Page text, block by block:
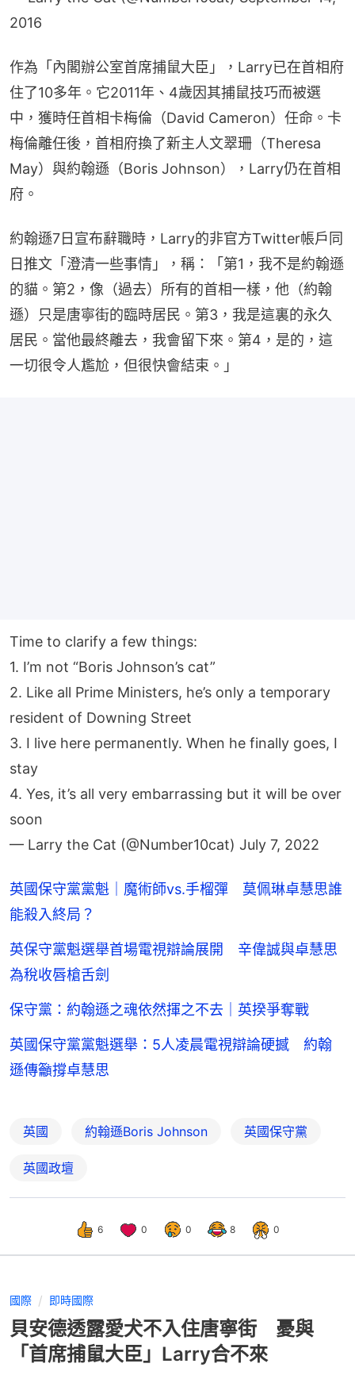
2016
作為「內閣辦公室首席捕鼠大臣」，Larry已在首相府
住了10多年。它2011年、4歲因其捕鼠技巧而被選
中，獲時任首相卡梅倫（David Cameron）任命。卡
梅倫離任後，首相府換了新主人文翠珊（Theresa
May）與約翰遜（Boris Johnson），Larry仍在首相
府。
約翰遜7日宣布辭職時，Larry的非官方Twitter帳戶同
日推文「澄清一些事情」，稱：「第1，我不是約翰遜
的貓。第2，像（過去）所有的首相一樣，他（約翰
遜）只是唐寧街的臨時居民。第3，我是這裏的永久
居民。當他最終離去，我會留下來。第4，是的，這
一切很令人尷尬，但很快會結束。」
Time to clarify a few things:
1. I’m not “Boris Johnson’s cat”
2. Like all Prime Ministers, he’s only a temporary
resident of Downing Street
3. I live here permanently. When he finally goes, I
stay
4. Yes, it’s all very embarrassing but it will be over
soon
— Larry the Cat (@Number10cat) July 7, 2022
英國保守黨黨魁｜魔術師vs.手榴彈 莫佩琳卓慧思誰
能殺入終局？
英保守黨魁選舉首場電視辯論展開 辛偉誠與卓慧思
為稅收唇槍舌劍
保守黨：約翰遜之魂依然揮之不去｜英揆爭奪戰
英國保守黨黨魁選舉：5人凌晨電視辯論硬撼 約翰
遜傳籲撐卓慧思
英國 約翰遜Boris Johnson 英國保守黨
英國政壇
6 0 0 8 0
國際 即時國際
貝安德透露愛犬不入住唐寧街 憂與
「首席捕鼠大臣」Larry合不來